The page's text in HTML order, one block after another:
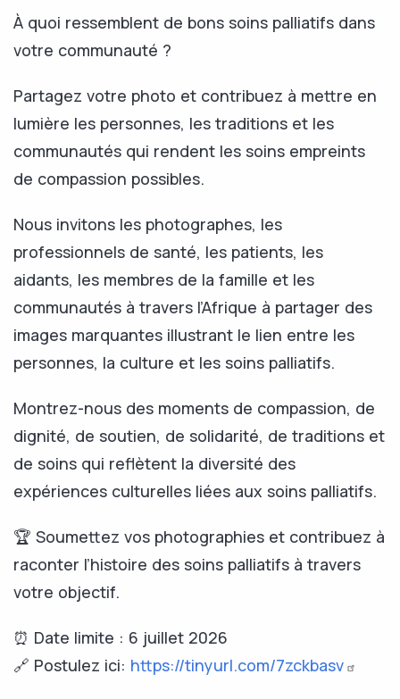
À quoi ressemblent de bons soins palliatifs dans
votre communauté ?
Partagez votre photo et contribuez à mettre en
lumière les personnes, les traditions et les
communautés qui rendent les soins empreints
de compassion possibles.
Nous invitons les photographes, les
professionnels de santé, les patients, les
aidants, les membres de la famille et les
communautés à travers l’Afrique à partager des
images marquantes illustrant le lien entre les
personnes, la culture et les soins palliatifs.
Montrez-nous des moments de compassion, de
dignité, de soutien, de solidarité, de traditions et
de soins qui reflètent la diversité des
expériences culturelles liées aux soins palliatifs.
🏆 Soumettez vos photographies et contribuez à
raconter l’histoire des soins palliatifs à travers
votre objectif.
⏰ Date limite : 6 juillet 2026
🔗 Postulez ici: https://tinyurl.com/7zckbasv